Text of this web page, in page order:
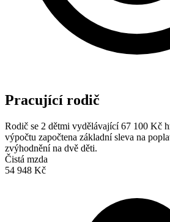
Pracující rodič
Rodič se 2 dětmi vydělávající 67 100 Kč
výpočtu započtena základní sleva na
zvýhodnění na dvě děti.
Čistá mzda
54 948 Kč